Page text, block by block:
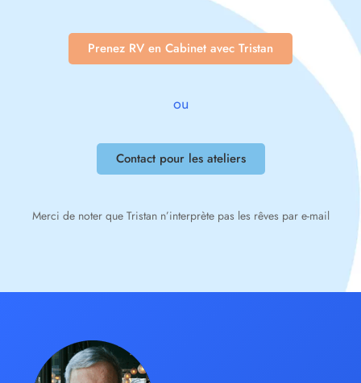
Prenez RV en Cabinet avec Tristan
ou
Contact pour les ateliers
Merci de noter que Tristan n’interprète pas les rêves par e-mail